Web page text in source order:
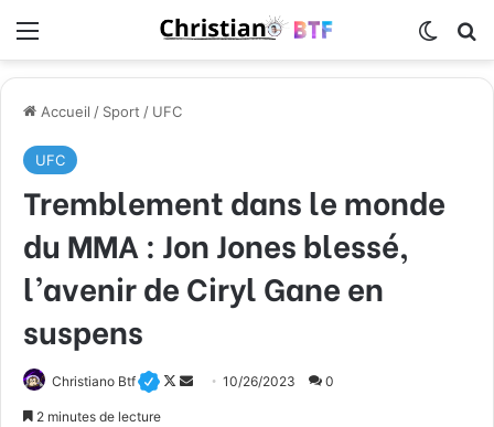
Accueil / Sport / UFC
UFC
Tremblement dans le monde
du MMA : Jon Jones blessé,
l’avenir de Ciryl Gane en
suspens
Christiano Btf
F
10/26/2023 0
2 minutes de lecture